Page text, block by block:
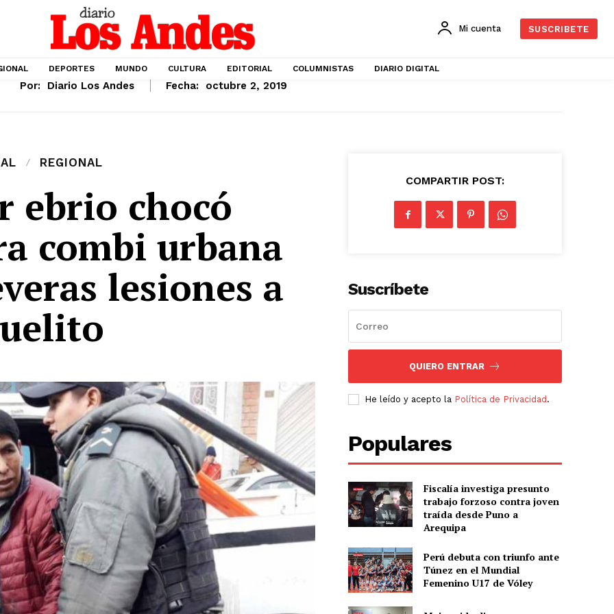
Mi cuenta SUSCRIBETE
DEPORTES MUNDO CULTURA EDITORIAL COLUMNISTAS DIARIO DIGITAL
Por: Diario Los Andes Fecha: octubre 2, 2019
REGIONAL
ebrio chocó
combi urbana
lesiones a
COMPARTIR POST:
Suscríbete
QUIERO ENTRAR
He leído y acepto la Política de Privacidad .
Populares
Fiscalía investiga presunto
trabajo forzoso contra joven
traída desde Puno a
Arequipa
Perú debuta con triunfo ante
Túnez en el Mundial
Femenino U17 de Vóley